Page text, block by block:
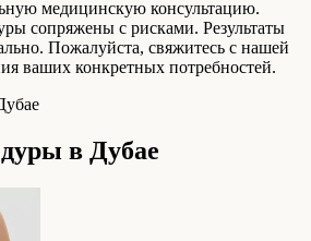
медицинскую консультацию.
сопряжены с рисками. Результаты
Пожалуйста, свяжитесь с нашей
ваших конкретных потребностей.
в Дубае